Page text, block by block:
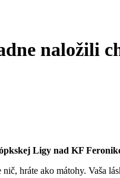
naložili
Ligy nad KF
hráte ako mátohy. Vaša